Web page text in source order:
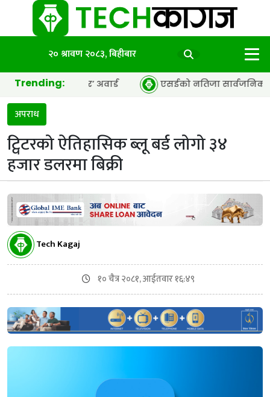
२० श्रावण २०८३, बिहीबार
Trending:
द इयर’ अवार्ड एसईको नतिजा सार्वजनिक, ६५.९८
अपराध
ट्विटरको ऐतिहासिक ब्लू बर्ड लोगो ३४
हजार डलरमा बिक्री
Tech Kagaj
१० चैत्र २०८१, आईतवार १६:४९